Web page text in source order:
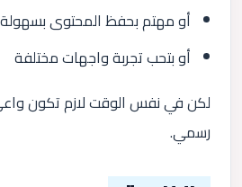
أو مهتم بحفظ المحتوى بسهولة
أو بتحب تجربة واجهات مختلفة
لكن في نفس الوقت لازم تكون
رسمي.